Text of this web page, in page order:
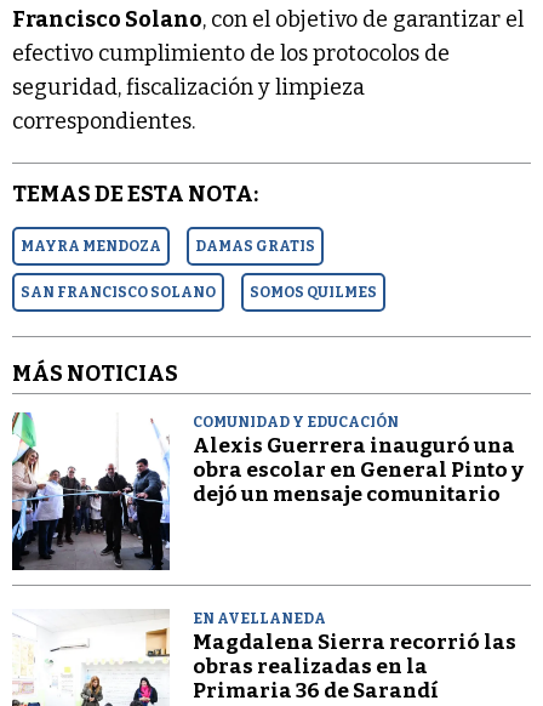
Francisco Solano, con el objetivo de garantizar el
efectivo cumplimiento de los protocolos de
seguridad, fiscalización y limpieza
correspondientes.
TEMAS DE ESTA NOTA:
MAYRA MENDOZA DAMAS GRATIS
SAN FRANCISCO SOLANO SOMOS QUILMES
MÁS NOTICIAS
COMUNIDAD Y EDUCACIÓN
Alexis Guerrera inauguró una
obra escolar en General Pinto y
dejó un mensaje comunitario
EN AVELLANEDA
Magdalena Sierra recorrió las
obras realizadas en la
Primaria 36 de Sarandí